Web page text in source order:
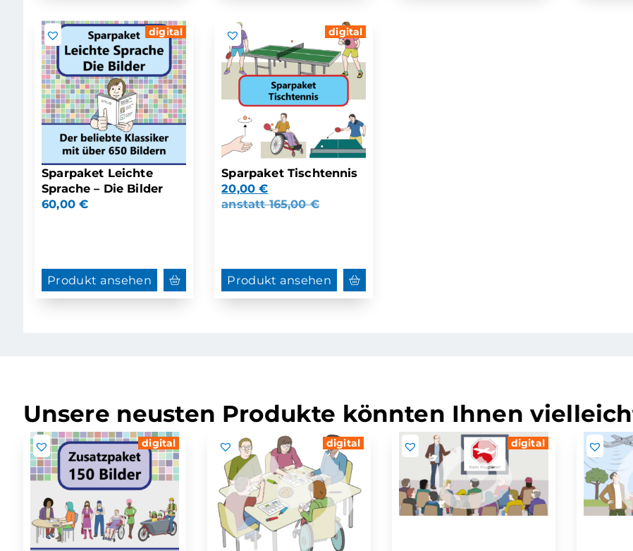
digital
Sparpaket Leichte
Sprache – Die Bilder
60,00€
Produkt ansehen
digital
Sparpaket Tischtennis
20,00€
anstatt165,00€
Produkt ansehen
Unsere neusten Produkte könnten Ihnen
digital digital digital